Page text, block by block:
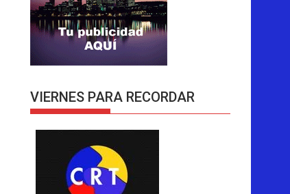
VIERNES PARA RECORDAR